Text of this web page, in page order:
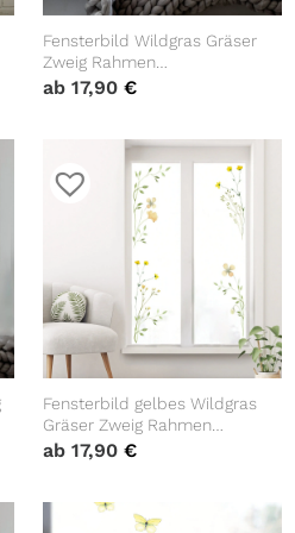
Fensterbild Wildgras Gräser
Zweig Rahmen
wiederverwendbar
ab 17,90 €
Fensterbild gelbes Wildgras
Gräser Zweig Rahmen
wiederverwendbar
ab 17,90 €